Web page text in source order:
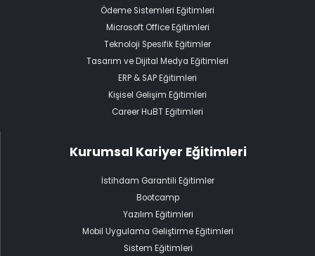
Ödeme Sistemleri Eğitimleri
Microsoft Office Eğitimleri
Teknoloji Spesifik Eğitimler
Tasarım ve Dijital Medya Eğitimleri
ERP & SAP Eğitimleri
Kişisel Gelişim Eğitimleri
Career HuBT Eğitimleri
Kurumsal Kariyer Eğitimleri
İstihdam Garantili Eğitimler
Bootcamp
Yazılım Eğitimleri
Mobil Uygulama Geliştirme Eğitimleri
Sistem Eğitimleri